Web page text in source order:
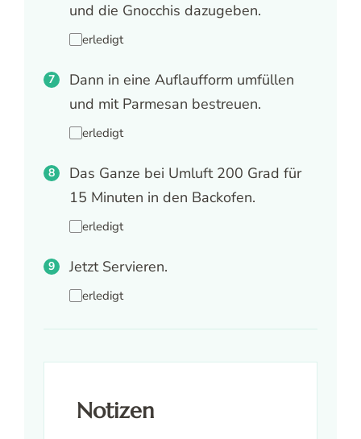
und die Gnocchis dazugeben.
erledigt
Dann in eine Auflaufform umfüllen
und mit Parmesan bestreuen.
erledigt
Das Ganze bei Umluft 200 Grad für
15 Minuten in den Backofen.
erledigt
Jetzt Servieren.
erledigt
Notizen